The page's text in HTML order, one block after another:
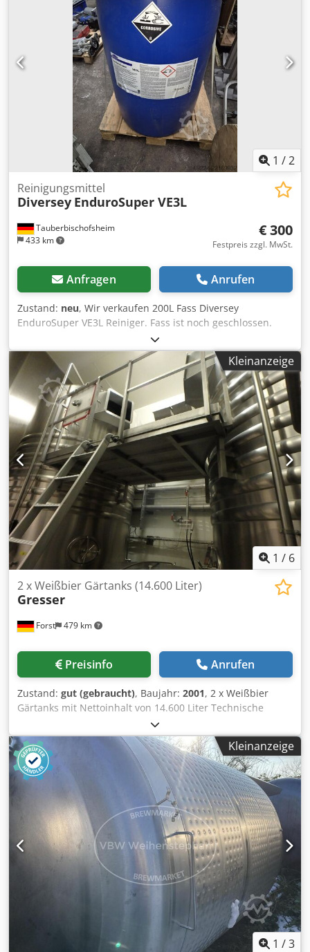
Typ: 500 L CCT Baujahr: 2017 Inhalt: 500 Liter - 1x Dreher
Brite-Tank Inhalt: 1000 Liter - 6x Dreher Kombitanks Typ:
KT500 Baujahr: 2006 Inhalt: 500 Liter - 5x FIB Biertanks Typ:
70200503 Baujahr: 2022 Inhalt: 540 Liter Zusatzausrüstung
u.a.: - Gail 103 Getreidemühle - Enotecnica Pillan srl F30
20x20 Filter - Serrco SW-150 Kühlwassertank -
Flaschenspülstation - Flaschenfüllmaschine -
Verkorkungsgerät - 45x 20-Liter-Fässer - Arbeitstisch -
Doppelspüle
1 /2
Tauberbischofsheim
433 km
Reinigungsmittel
Diversey EnduroSuper VE3L
€ 300
Festpreis zzgl. MwSt.
Anfragen Anrufen
Zustand: neu, Wir verkaufen 200L Fass Diversey
EnduroSuper VE3L Reiniger. Fass ist noch geschlossen.
Kleinanzeige
1 / 6
Forst 479 km
2 x Weißbier Gärtanks (14.600 Liter)
Gresser
Preisinfo Anrufen
Zustand: gut (gebraucht), Baujahr: 2001, 2 x Weißbier
Gärtanks mit Nettoinhalt von 14.600 Liter Technische
Daten / Maße: Verfügbare Stückzahl: 2 Volumen: ca. 14.600
Liter (Bruttovolumen ca. 19.000 Liter) Behälterart:
Weizenbier-Gärtank Zustand: gebraucht
Lebensmittelgeeignet: ja Bauform: stehend Durchmesser
außen: ca. 2600 mm Zylindrische Höhe: ca. 4100 mm
Gesamthöhe: ca. 4700 mm Betriebsdruck: Drucklos
Bodenfreiheit: ca. 500 mm Betriebstemperatur: + 20 Grad
Celsius Hersteller: Gresser Behälterbau Baujahr 2001
Material/Beschaffenheit: Material Innenmantel: V2A
(1.4301) Kühlung: Außenliegende Kühlschlangen
Kühlmedium: Glykol Betriebsdruck: + 2,0 bar Dedpfx Ajvn
Ihtofvsck Die Behälter haben einen Bruttoinhalt von rund
19.000 ltr. und einen Nettoinhalt von rund 14.600 ltr. Der
Unterschied ergibt sich durch den „Überlaufschnabel“
(siehe Zeichnung) Das Podest und die Reinigungspforte
werden ebenfalls mit angeboten
Kleinanzeige
1 /3